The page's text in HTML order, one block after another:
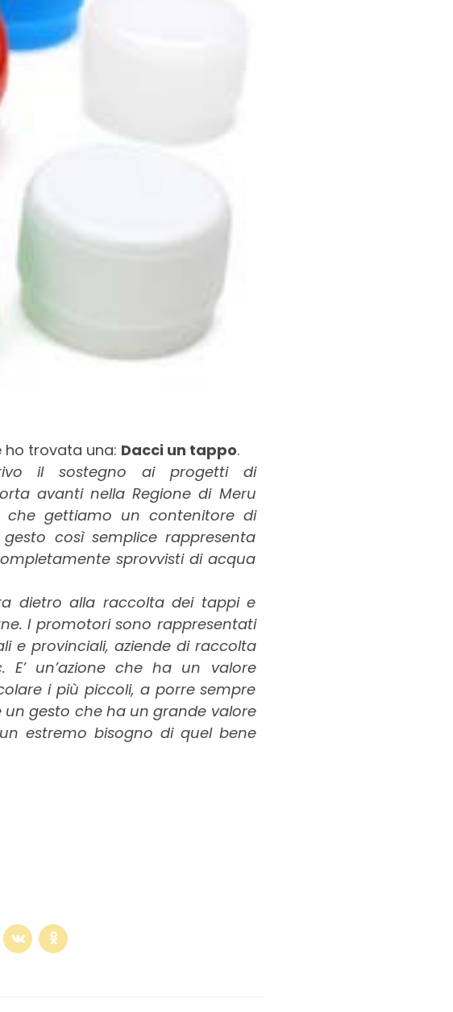
ho trovata una: Dacci un tappo.
il sostegno ai progetti di
avanti nella Regione di Meru
che gettiamo un contenitore di
così semplice rappresenta
sprovvisti di acqua
dietro alla raccolta dei tappi e
I promotori sono rappresentati
e provinciali, aziende di raccolta
E’ un’azione cheha un valore
i più piccoli, a porre sempre
un gesto che ha un grande valore
estremo bisogno di quel bene